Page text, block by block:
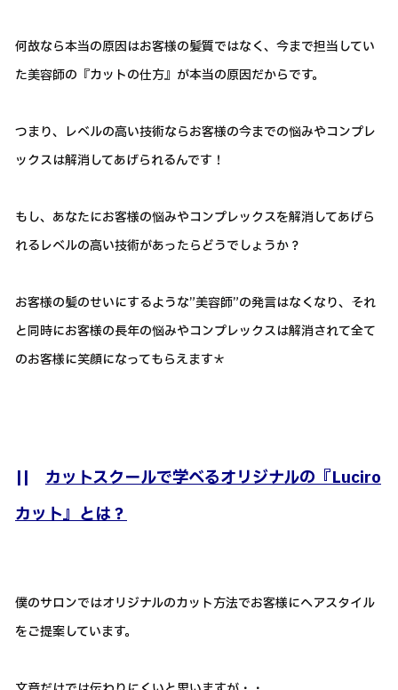
何故なら本当の原因はお客様の髪質ではなく、今まで担当してい
た美容師の『カットの仕方』が本当の原因だからです。
つまり、レベルの高い技術ならお客様の今までの悩みやコンプレ
ックスは解消してあげられるんです！
もし、あなたにお客様の悩みやコンプレックスを解消してあげら
れるレベルの高い技術があったらどうでしょうか？
お客様の髪のせいにするような”美容師”の発言はなくなり、それ
と同時にお客様の長年の悩みやコンプレックスは解消されて全て
のお客様に笑顔になってもらえます＊
|| カットスクールで学べるオリジナルの『Luciro
カット』とは？
僕のサロンではオリジナルのカット方法でお客様にヘアスタイル
をご提案しています。